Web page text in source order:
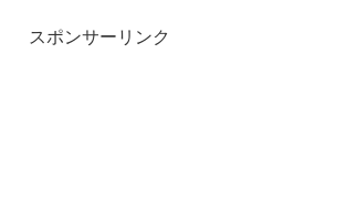
スポンサーリンク